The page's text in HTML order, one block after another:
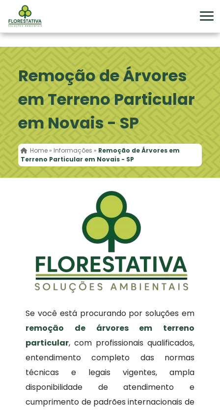
Remoção de Árvores
em Terreno Particular
em Novais - SP
Home » Informações » Remoção de Árvores em
Terreno Particular em Novais - SP
Se você está procurando por soluções em
remoção de árvores em terreno
particular, com profissionais qualificados,
entendimento completo das normas
técnicas e legais vigentes, ampla
disponibilidade de atendimento e
cumprimento de padrões internacionais de